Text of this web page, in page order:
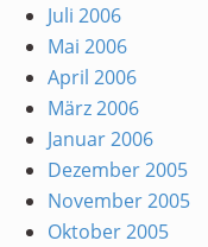
Juli 2006
Mai 2006
April 2006
März 2006
Januar 2006
Dezember 2005
November 2005
Oktober 2005